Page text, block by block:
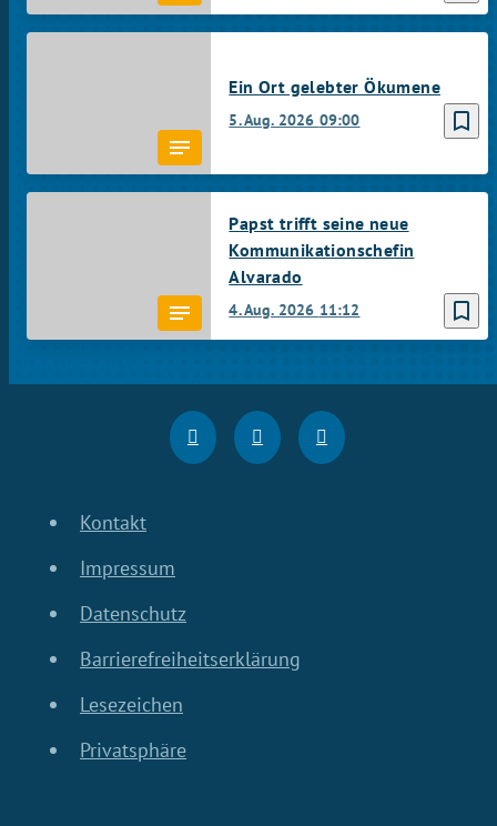
bookmark_border
5. Aug. 2026 09:00
Ein Ort gelebter Ökumene
bookmark_border
4. Aug. 2026 11:12
Papst trifft seine neue
Kommunikationschefin
Alvarado
Kontakt
Impressum
Datenschutz
Barrierefreiheitserklärung
Lesezeichen
Privatsphäre